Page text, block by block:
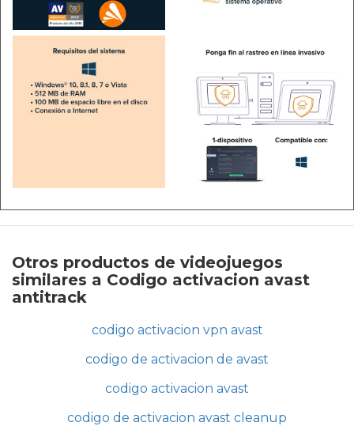
Otros productos de videojuegos
similares a Codigo activacion avast
antitrack
codigo activacion vpn avast
codigo de activacion de avast
codigo activacion avast
codigo de activacion avast cleanup